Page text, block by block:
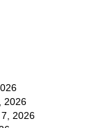
2026
2026